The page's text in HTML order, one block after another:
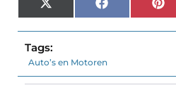
X
(Twitter)
Facebook
Tags:
Auto’s en Motoren